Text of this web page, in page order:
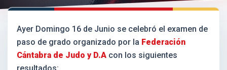
Ayer Domingo 16 de Junio se celebró el examen de
paso de grado organizado por la Federación
Cántabra de Judo y D.A con los siguientes